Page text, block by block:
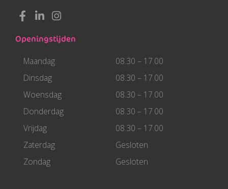
Openingstijden
Maandag
08.30 – 17.00
Dinsdag
08.30 – 17.00
Woensdag
08.30 – 17.00
Donderdag
08.30 – 17.00
Vrijdag
08.30 – 17.00
Zaterdag
Gesloten
Zondag
Gesloten
F
a
c
e
b
o
o
k
-
f
L
i
n
k
e
d
i
-
i
I
n
s
t
m